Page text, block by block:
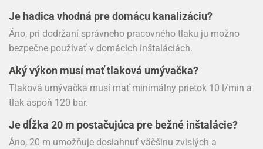
Je hadica vhodná pre domácu kanalizáciu?
Áno, pri dodržaní správneho pracovného tlaku ju možno
bezpečne používať v domácich inštaláciách.
Aký výkon musí mať tlaková umývačka?
Tlaková umývačka musí mať minimálny prietok 10 l/min a
tlak aspoň 120 bar.
Je dĺžka 20 m postačujúca pre bežné inštalácie?
Áno, 20 m umožňuje dosiahnuť väčšinu zvislých a